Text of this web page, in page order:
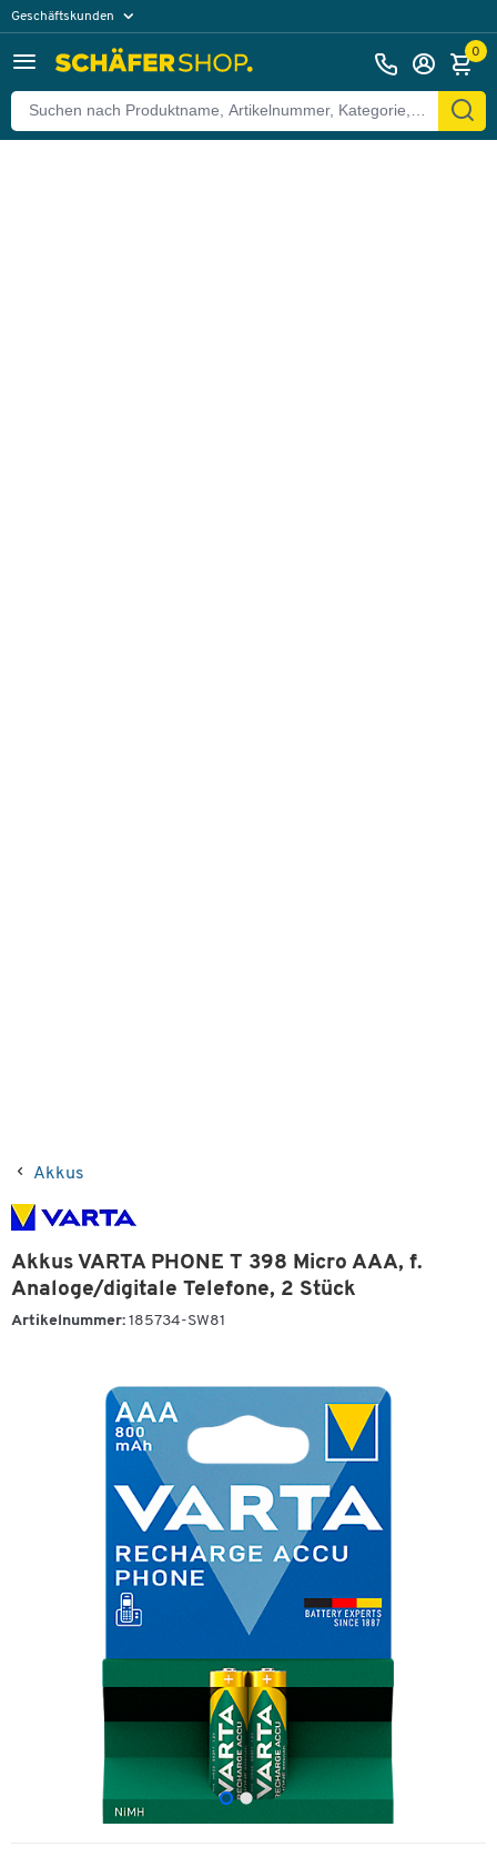
Geschäftskunden
0
Akkus
Akkus VARTA PHONE T 398 Micro AAA, f.
Analoge/digitale Telefone, 2 Stück
Artikelnummer: 185734-SW81
Zurück